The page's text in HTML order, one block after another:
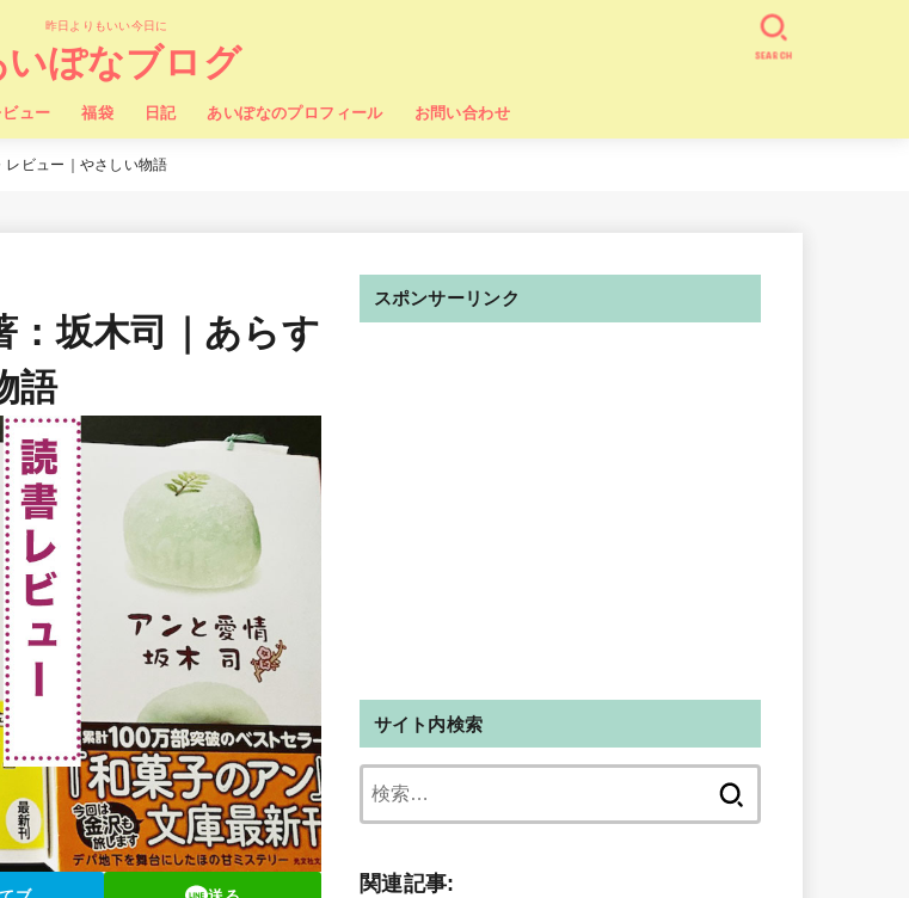
昨日よりもいい今日に
いぽなブログ
ュー 福袋 日記 あいぽなのプロフィール お問い合わせ
SEARCH
レビュー｜やさしい物語
：坂木司｜あらす
語
スポンサーリンク
サイト内検索
関連記事: